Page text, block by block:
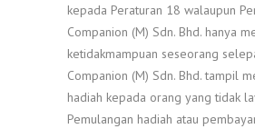
kepada Peraturan 18 walaupun
Companion (M) Sdn. Bhd. hanya
ketidakmampuan seseorang
Companion (M) Sdn. Bhd. tampil
hadiah kepada orang yang tidak
Pemulangan hadiah atau